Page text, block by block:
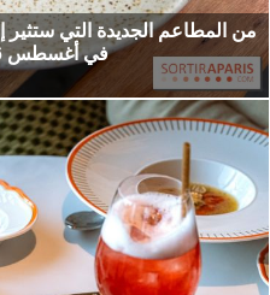
في أغسطس 2026 بباريس